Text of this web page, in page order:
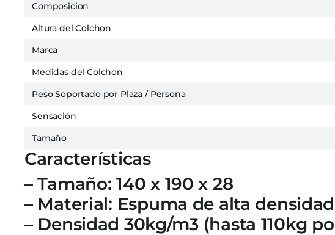
Composicion
Altura del Colchon
Marca
Medidas del Colchon
Peso Soportado por Plaza / Persona
Sensación
Tamaño
Características
– Tamaño: 140 x 190 x 28
– Material: Espuma de alta densidad
– Densidad 30kg/m3 (hasta 110kg